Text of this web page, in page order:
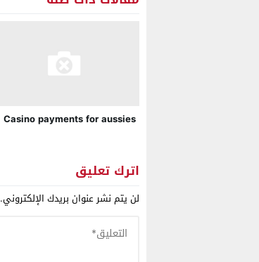
Casino payments for aussies
اترك تعليق
لن يتم نشر عنوان بريدك الإلكتروني.